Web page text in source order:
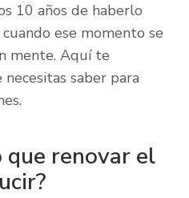
10 años de haberlo
ese momento se
mente. Aquí te
saber para
que renovar el